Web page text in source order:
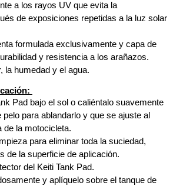
a los rayos UV que evita la
de exposiciones repetidas a la luz solar
formulada exclusivamente y capa de
y resistencia a los arañazos.
la humedad y el agua.
Pad bajo el sol o caliéntalo suavemente
para ablandarlo y que se ajuste al
de la motocicleta.
para eliminar toda la suciedad,
de la superficie de aplicación.
del Keiti Tank Pad.
y aplíquelo sobre el tanque de